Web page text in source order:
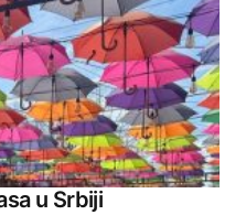
u Srbiji